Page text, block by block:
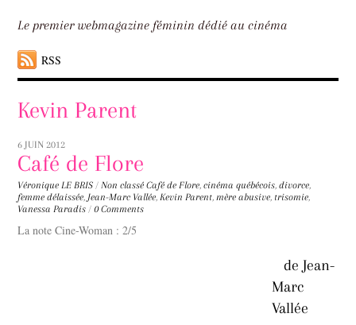
Le premier webmagazine féminin dédié au cinéma
RSS
Kevin Parent
6 JUIN 2012
Café de Flore
Véronique LE BRIS / Non classé Café de Flore,cinéma québécois,divorce,
femme délaissée, Jean-Marc Vallée,Kevin Parent,mère abusive, trisomie,
Vanessa Paradis / 0 Comments
La note Cine-Woman : 2/5
de Jean-
Marc
Vallée